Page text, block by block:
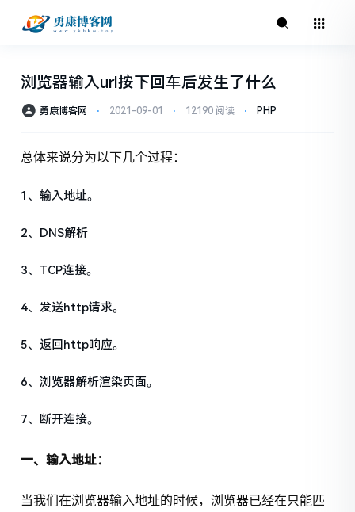
浏览器输入url按下回车后发生了什么
勇康博客网 ⋅ 2021-09-01 ⋅ 12190 阅读 ⋅ PHP
总体来说分为以下几个过程：
1、输入地址。
2、DNS解析
3、TCP连接。
4、发送http请求。
5、返回http响应。
6、浏览器解析渲染页面。
7、断开连接。
一、输入地址：
当我们在浏览器输入地址的时候，浏览器已经在只能匹